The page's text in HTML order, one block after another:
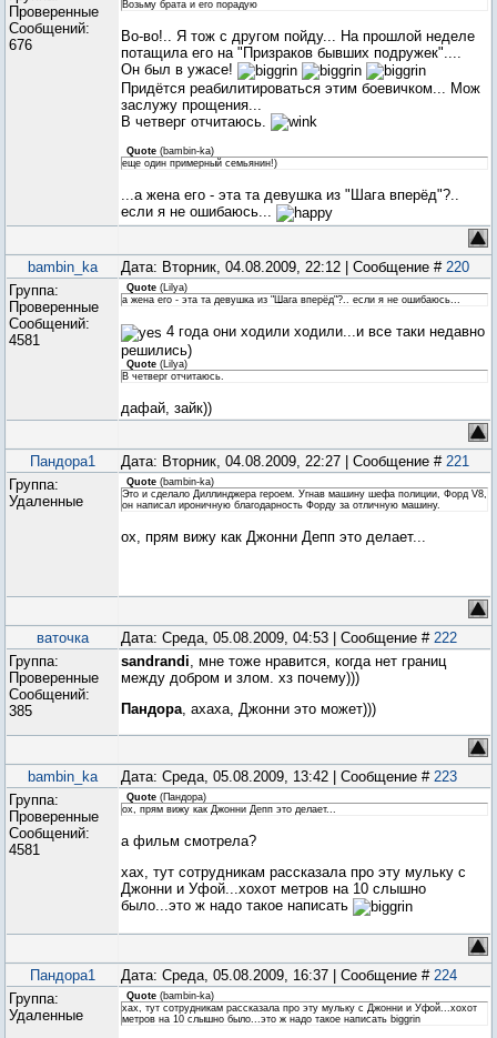
Проверенные
Сообщений:
676
Возьму брата и его порадую
Во-во!.. Я тож с другом пойду... На прошлой неделе
потащила его на "Призраков бывших подружек"....
Он был в ужасе!
Придётся реабилитироваться этим боевичком... Мож
заслужу прощения...
В четверг отчитаюсь.
Quote (bambin-ka)
еще один примерный семьянин!)
...а жена его - эта та девушка из "Шага вперёд"?..
если я не ошибаюсь...
bambin_ka Дата: Вторник, 04.08.2009, 22:12 | Сообщение # 220
Группа:
Проверенные
Сообщений:
4581
Quote (Lilya)
а жена его - эта та девушка из "Шага вперёд"?.. если я не ошибаюсь...
4 года они ходили ходили...и все таки недавно
решились)
Quote ( Lilya)
В четверг отчитаюсь.
дафай, зайк))
Пандора1 Дата: Вторник, 04.08.2009, 22:27 | Сообщение # 221
Группа:
Удаленные
Quote (bambin-ka)
Это и сделало Диллинджера героем. Угнав машину шефа полиции, Форд V8,
он написал ироничную благодарность Форду за отличную машину.
ох, прям вижу как Джонни Депп это делает...
ваточка Дата: Среда, 05.08.2009, 04:53 | Сообщение # 222
Группа:
Проверенные
Сообщений:
385
sandrandi, мне тоже нравится, когда нет границ
между добром и злом. хз почему)))
Пандора, ахаха, Джонни это может)))
bambin_ka Дата: Среда, 05.08.2009, 13:42 | Сообщение # 223
Группа:
Проверенные
Сообщений:
4581
Quote (Пандора)
ох, прям вижу как Джонни Депп это делает...
а фильм смотрела?
хах, тут сотрудникам рассказала про эту мульку с
Джонни и Уфой...хохот метров на 10 слышно
было...это ж надо такое написать
Пандора1 Дата: Среда, 05.08.2009, 16:37 | Сообщение # 224
Группа:
Удаленные
Quote (bambin-ka)
хах, тут сотрудникам рассказала про эту мульку с Джонни и Уфой...хохот
метров на 10 слышно было...это ж надо такое написать biggrin